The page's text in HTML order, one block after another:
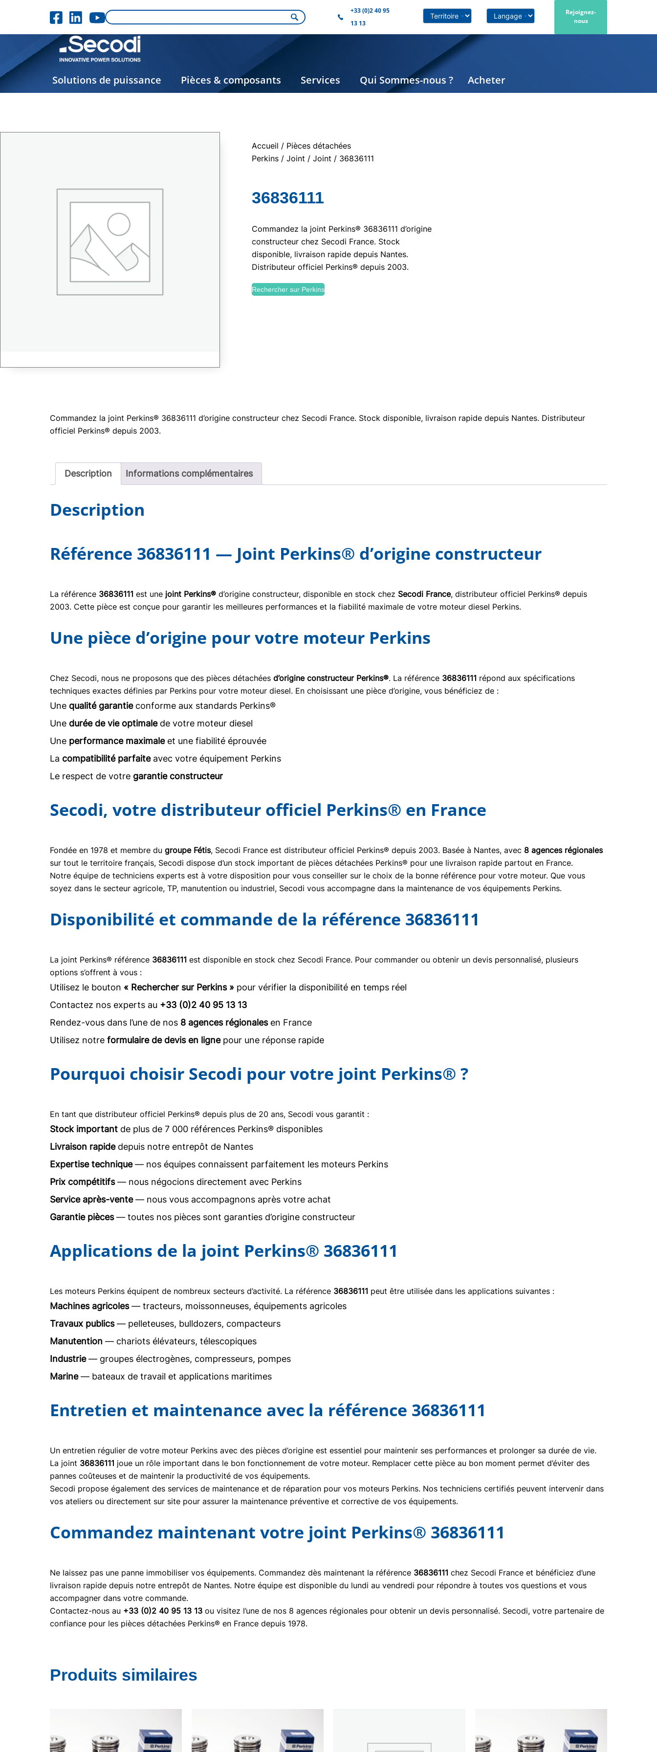
+33 (0)2 40 95
13 13
Rejoignez-
nous
Solutions de puissance Pièces & composants Services Qui Sommes-nous ? Acheter
Accueil / Pièces détachées
Perkins / Joint / Joint / 36836111
36836111
Commandez la joint Perkins® 36836111 d’origine
constructeur chez Secodi France. Stock
disponible, livraison rapide depuis Nantes.
Distributeur officiel Perkins® depuis 2003.
Rechercher sur Perkins
Commandez la joint Perkins® 36836111 d’origine constructeur chez Secodi France. Stock disponible, livraison rapide depuis Nantes. Distributeur
officiel Perkins® depuis 2003.
Description Informations complémentaires
Description
Référence 36836111 — Joint Perkins® d’origine constructeur
La référence 36836111 est une joint Perkins® d’origine constructeur, disponible en stock chez Secodi France, distributeur officiel Perkins® depuis
2003. Cette pièce est conçue pour garantir les meilleures performances et la fiabilité maximale de votre moteur diesel Perkins.
Une pièce d’origine pour votre moteur Perkins
Chez Secodi, nous ne proposons que des pièces détachées d’origine constructeur Perkins®. La référence 36836111 répond aux spécifications
techniques exactes définies par Perkins pour votre moteur diesel. En choisissant une pièce d’origine, vous bénéficiez de :
Une qualité garantieconforme aux standards Perkins®
Une durée de vie optimalede votre moteur diesel
Une performance maximaleet une fiabilité éprouvée
La compatibilité parfaiteavec votre équipement Perkins
Le respect de votre garantie constructeur
Secodi, votre distributeur officiel Perkins® en France
Fondée en 1978 et membre du groupe Fétis, Secodi France est distributeur officiel Perkins® depuis 2003. Basée à Nantes, avec 8 agences régionales
sur tout le territoire français, Secodi dispose d’un stock important de pièces détachées Perkins® pour une livraison rapide partout en France.
Notre équipe de techniciens experts est à votre disposition pour vous conseiller sur le choix de la bonne référence pour votre moteur. Que vous
soyez dans le secteur agricole, TP, manutention ou industriel, Secodi vous accompagne dans la maintenance de vos équipements Perkins.
Disponibilité et commande de la référence 36836111
La joint Perkins® référence 36836111 est disponible en stock chez Secodi France. Pour commander ou obtenir un devis personnalisé, plusieurs
options s’offrent à vous :
Utilisez le bouton « Rechercher sur Perkins » pour vérifier la disponibilité en temps réel
Contactez nos experts au +33 (0)2 40 95 13 13
Rendez-vous dans l’une de nos 8 agences régionalesen France
Utilisez notre formulaire de devis en lignepour une réponse rapide
Pourquoi choisir Secodi pour votre joint Perkins® ?
En tant que distributeur officiel Perkins® depuis plus de 20 ans, Secodi vous garantit :
Stock important de plus de 7 000 références Perkins® disponibles
Livraison rapidedepuis notre entrepôt de Nantes
Expertise technique— nos équipes connaissent parfaitement les moteurs Perkins
Prix compétitifs— nous négocions directement avec Perkins
Service après-vente— nous vous accompagnons après votre achat
Garantie pièces— toutes nos pièces sont garanties d’origine constructeur
Applications de la joint Perkins® 36836111
Les moteurs Perkins équipent de nombreux secteurs d’activité. La référence 36836111 peut être utilisée dans les applications suivantes :
Machines agricoles— tracteurs, moissonneuses, équipements agricoles
Travaux publics— pelleteuses, bulldozers, compacteurs
Manutention — chariots élévateurs, télescopiques
Industrie— groupes électrogènes, compresseurs, pompes
Marine— bateaux de travail et applications maritimes
Entretien et maintenance avec la référence 36836111
Un entretien régulier de votre moteur Perkins avec des pièces d’origine est essentiel pour maintenir ses performances et prolonger sa durée de vie.
La joint 36836111 joue un rôle important dans le bon fonctionnement de votre moteur. Remplacer cette pièce au bon moment permet d’éviter des
pannes coûteuses et de maintenir la productivité de vos équipements.
Secodi propose également des services de maintenance et de réparation pour vos moteurs Perkins. Nos techniciens certifiés peuvent intervenir dans
vos ateliers ou directement sur site pour assurer la maintenance préventive et corrective de vos équipements.
Commandez maintenant votre joint Perkins® 36836111
Ne laissez pas une panne immobiliser vos équipements. Commandez dès maintenant la référence 36836111 chez Secodi France et bénéficiez d’une
livraison rapide depuis notre entrepôt de Nantes. Notre équipe est disponible du lundi au vendredi pour répondre à toutes vos questions et vous
accompagner dans votre commande.
Contactez-nous au +33 (0)2 40 95 13 13 ou visitez l’une de nos 8 agences régionales pour obtenir un devis personnalisé. Secodi, votre partenaire de
confiance pour les pièces détachées Perkins® en France depuis 1978.
Produits similaires